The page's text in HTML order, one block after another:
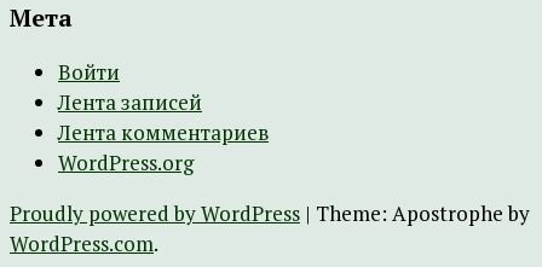
Мета
Войти
Лента записей
Лента комментариев
WordPress.org
Proudly powered by WordPress | Theme: Apostrophe by
WordPress.com.